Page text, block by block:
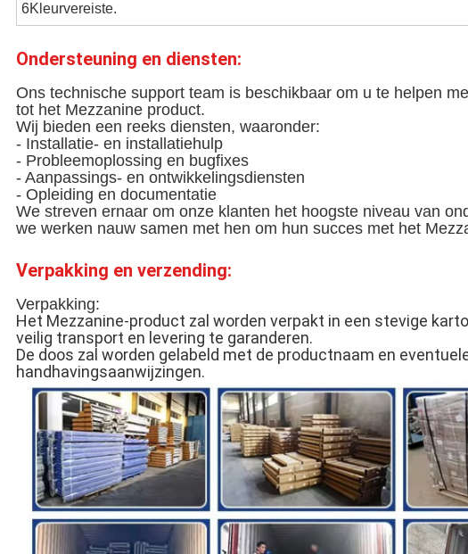
6Kleurvereiste.
Ondersteuning en diensten:
Ons technische support team is beschikbaar om u te helpen
tot het Mezzanine product.
Wij bieden een reeks diensten, waaronder:
- Installatie- en installatiehulp
- Probleemoplossing en bugfixes
- Aanpassings- en ontwikkelingsdiensten
- Opleiding en documentatie
We streven ernaar om onze klanten het hoogste niveau van
we werken nauw samen met hen om hun succes met het
Verpakking en verzending:
Verpakking:
Het Mezzanine-product zal worden verpakt in een stevige
veilig transport en levering te garanderen.
De doos zal worden gelabeld met de productnaam en
handhavingsaanwijzingen.